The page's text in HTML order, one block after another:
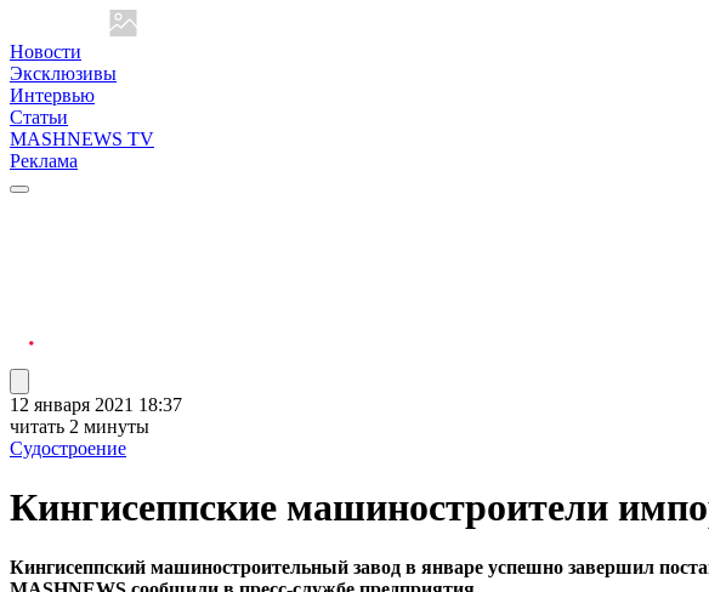
Новости
Эксклюзивы
Интервью
Статьи
MASHNEWS TV
Реклама
12 января 2021 18:37
читать 2 минуты
Судостроение
Кингисеппские машиностроители
Кингисеппский машиностроительный завод в январе успешно завершил